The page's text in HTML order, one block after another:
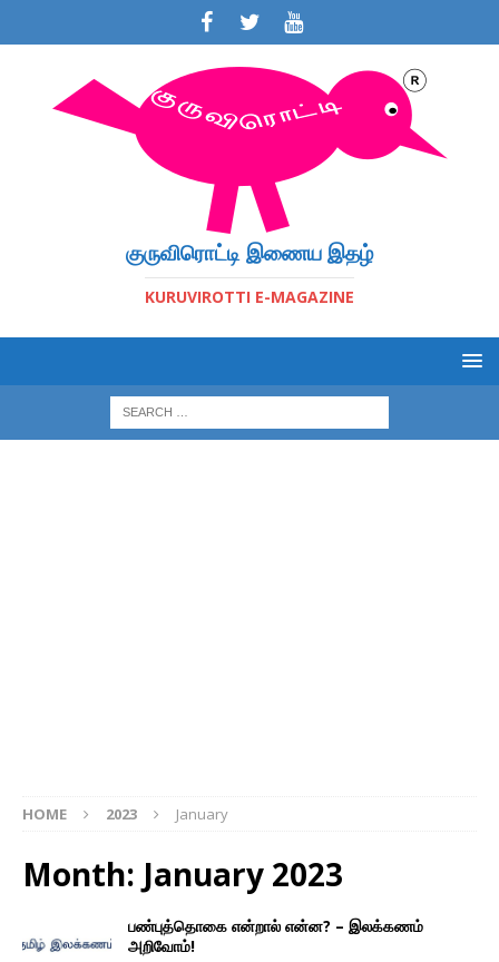
குருவிரொட்டி இணைய இதழ்
KURUVIROTTI E-MAGAZINE
HOME 2023 January
Month: January 2023
பண்புத்தொகை என்றால் என்ன? – இலக்கணம்
அறிவோம்!